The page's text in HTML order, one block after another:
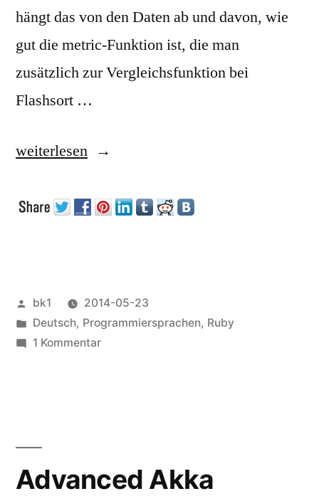
hängt das von den Daten ab und davon, wie
gut die metric-Funktion ist, die man
zusätzlich zur Vergleichsfunktion bei
Flashsort …
„Flashsort
Ruby“
weiterlesen
Veröffentlicht
von
bk1
2014-05-23
Veröffentlicht
unter
Deutsch, Programmiersprachen, Ruby
1 Kommentarzu
Advanced Akka